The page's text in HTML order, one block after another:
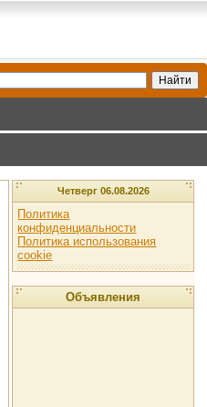
Четверг 06.08.2026
Политика
конфиденциальности
Политика использования
cookie
Объявления